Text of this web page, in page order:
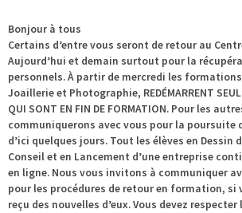
Bonjour à tous
Certains d’entre vous seront de retour au
Aujourd’hui et demain surtout pour la
personnels. À partir de mercredi les
Joaillerie et Photographie, REDÉMARRENT
QUI SONT EN FIN DE FORMATION. Pour les
communiquerons avec vous pour la poursuite
d’ici quelques jours. Tout les élèves en Dessin
Conseil et en Lancement d’une entreprise
en ligne. Nous vous invitons à communiquer
pour les procédures de retour en formation, si
reçu des nouvelles d’eux. Vous devez respecter